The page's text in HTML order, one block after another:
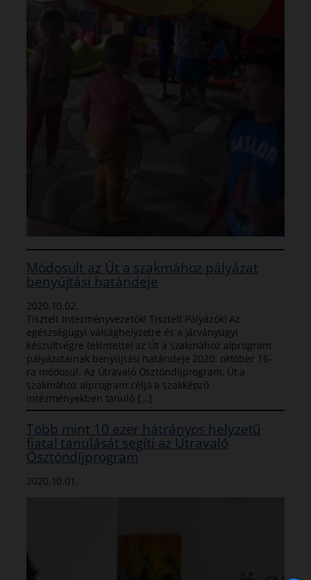
Módosult az Út a szakmához pályázat
benyújtási határideje
2020.10.02.
Tisztelt Intézményvezetők! Tisztelt Pályázók! Az
egészségügyi válsághelyzetre és a járványügyi
készültségre tekintettel az Út a szakmához alprogram
pályázatainak benyújtási határideje 2020. október 16-
ra módosul. Az Útravaló Ösztöndíjprogram, Út a
szakmához alprogram célja a szakképző
intézményekben tanuló […]
Több mint 10 ezer hátrányos helyzetű
fiatal tanulását segíti az Útravaló
Ösztöndíjprogram
2020.10.01.